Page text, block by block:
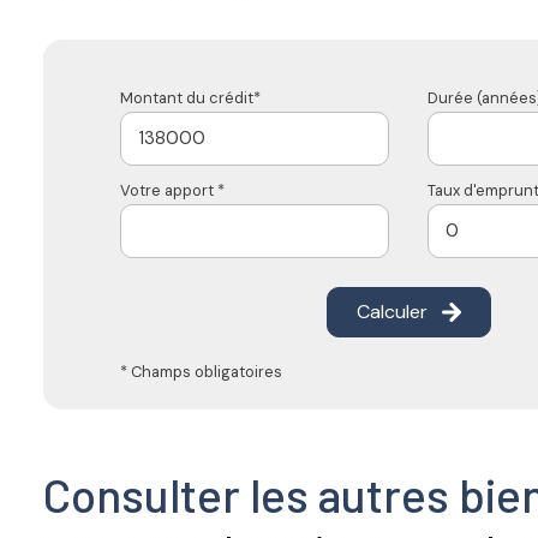
Montant du crédit* Durée
Votre apport * Taux
Calculer
* Champs obligatoires
Consulter les autres